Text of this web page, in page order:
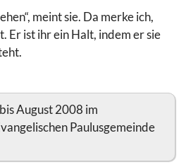
meint sie. Da merke ich,
Er ist ihr ein Halt, indem er sie
August 2008 im
Paulusgemeinde